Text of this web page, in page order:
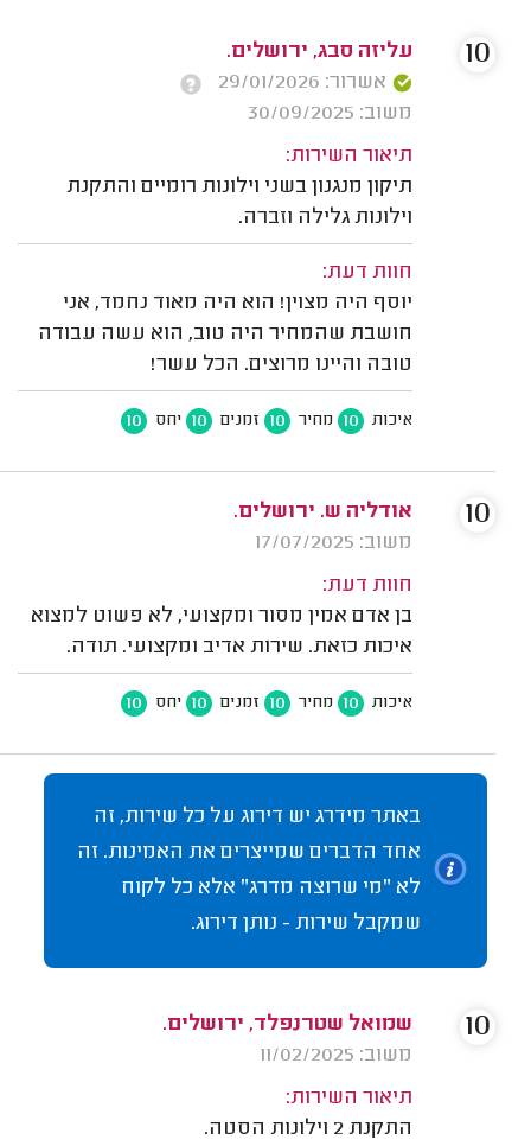
עליזה סבג, ירושלים.
אשרור: 29/01/2026
משוב: 30/09/2025
תיאור השירות:
תיקון מנגנון בשני וילונות רומיים והתקנת
וילונות גלילה וזברה.
חוות דעת:
יוסף היה מצוין! הוא היה מאוד נחמד, אני
חושבת שהמחיר היה טוב, הוא עשה עבודה
טובה והיינו מרוצים. הכל עשר!
איכות 10 מחיר 10 זמנים 10 יחס 10
10
אודליה ש. ירושלים.
משוב: 17/07/2025
חוות דעת:
בן אדם אמין מסור ומקצועי, לא פשוט למצוא
איכות כזאת. שירות אדיב ומקצועי. תודה.
איכות 10 מחיר 10 זמנים 10 יחס 10
10
באתר מידרג יש דירוג על כל שירות, זה
אחד הדברים שמייצרים את האמינות. זה
לא "מי שרוצה מדרג" אלא כל לקוח
שמקבל שירות - נותן דירוג.
שמואל שטרנפלד, ירושלים.
משוב: 11/02/2025
תיאור השירות:
התקנת 2 וילונות הסטה.
10